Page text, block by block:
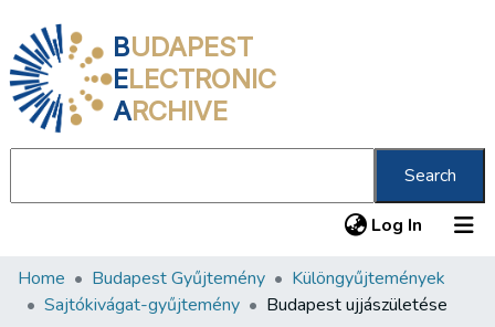
BUDAPEST
ELECTRONIC
ARCHIVE
Search
Log In (current)
Communities & Collections
Home Budapest Gyűjtemény
Különgyűjtemények
Sajtókivágat-gyűjtemény
Budapest ujjászületése